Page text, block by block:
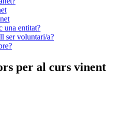
una entitat?
ser voluntari/a?
per al curs vinent